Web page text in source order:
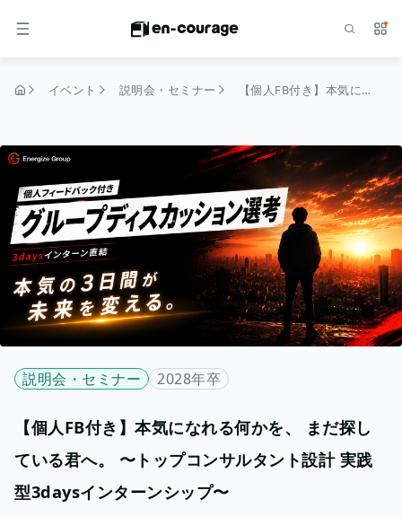
メニュー サ
イベント 説明会・セミナー 【個人FB付き】本気になれる何かを、 まだ探している君へ。 〜トップコンサルタント設計 実践型3daysインターンシップ〜
説明会・セミナー 2028年卒
【個人FB付き】本気になれる何かを、 まだ探し
ている君へ。 〜トップコンサルタント設計 実践
型3daysインターンシップ〜